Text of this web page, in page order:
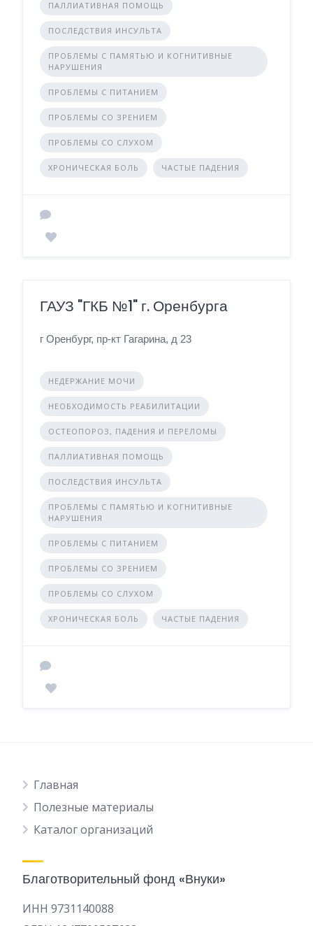
ПАЛЛИАТИВНАЯ ПОМОЩЬ
ПОСЛЕДСТВИЯ ИНСУЛЬТА
ПРОБЛЕМЫ С ПАМЯТЬЮ И КОГНИТИВНЫЕ
НАРУШЕНИЯ
ПРОБЛЕМЫ С ПИТАНИЕМ
ПРОБЛЕМЫ СО ЗРЕНИЕМ
ПРОБЛЕМЫ СО СЛУХОМ
ХРОНИЧЕСКАЯ БОЛЬ ЧАСТЫЕ ПАДЕНИЯ
ГАУЗ "ГКБ №1" г. Оренбурга
г Оренбург, пр-кт Гагарина, д 23
НЕДЕРЖАНИЕ МОЧИ
НЕОБХОДИМОСТЬ РЕАБИЛИТАЦИИ
ОСТЕОПОРОЗ, ПАДЕНИЯ И ПЕРЕЛОМЫ
ПАЛЛИАТИВНАЯ ПОМОЩЬ
ПОСЛЕДСТВИЯ ИНСУЛЬТА
ПРОБЛЕМЫ С ПАМЯТЬЮ И КОГНИТИВНЫЕ
НАРУШЕНИЯ
ПРОБЛЕМЫ С ПИТАНИЕМ
ПРОБЛЕМЫ СО ЗРЕНИЕМ
ПРОБЛЕМЫ СО СЛУХОМ
ХРОНИЧЕСКАЯ БОЛЬ ЧАСТЫЕ ПАДЕНИЯ
Главная
Полезные материалы
Каталог организаций
Благотворительный фонд «Внуки»
ИНН 9731140088